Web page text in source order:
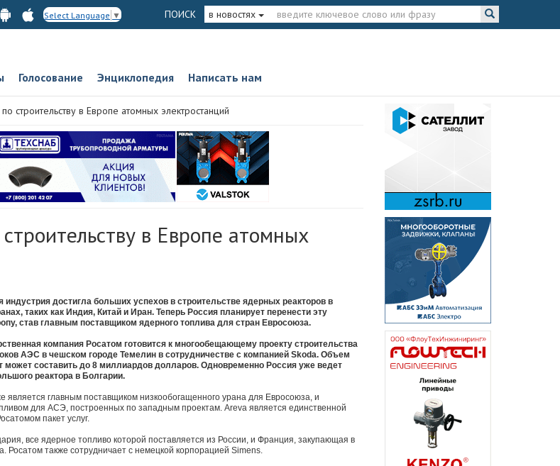
Select Language ▼ ПОИСК в новостях
Голосование Энциклопедия Написать нам
строительству в Европе атомных электростанций
в Европе атомных
индустрия достигла больших успехов в строительстве ядерных реакторов в
таких как Индия, Китай и Иран. Теперь Россия планирует перенести эту
став главным поставщиком ядерного топлива для стран Евросоюза.
компания Росатом готовится к многообещающему проекту строительства
АЭС в чешском городе Темелин в сотрудничестве с компанией Skoda. Объем
может составить до 8 миллиардов долларов. Одновременно Россия уже ведет
реактора в Болгарии.
является главным поставщиком низкообогащенного урана для Евросоюза, и
для АСЭ, построенных по западным проектам. Areva является единственной
пакет услуг.
все ядерное топливо которой поставляется из России, и Франция, закупающая в
Росатом также сотрудничает с немецкой корпорацией Simens.